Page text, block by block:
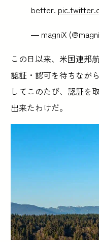
better.
— magniX
この日以来、米国連邦
認証・認可を待ちなが
してこのたび、認証を
出来たわけだ。